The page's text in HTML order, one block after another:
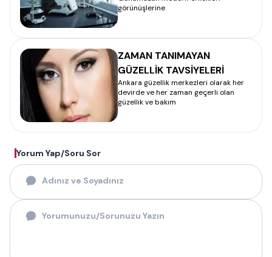
görünüşlerine
ZAMAN TANIMAYAN
GÜZELLİK TAVSİYELERİ
Ankara güzellik merkezleri olarak her
devirde ve her zaman geçerli olan
güzellik ve bakım
Yorum Yap/Soru Sor